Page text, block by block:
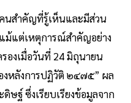
คัญที่รู้เห็นและมีส่วน
ม้แต่เหตุการณ์สำคัญอย่าง
องเมื่อวันที่ 24 มิถุนายน
งหลังการปฏิวัติ ๒๔๗๕” ผล
ษฐ์ ซึ่งเรียบเรียงข้อมูลจาก